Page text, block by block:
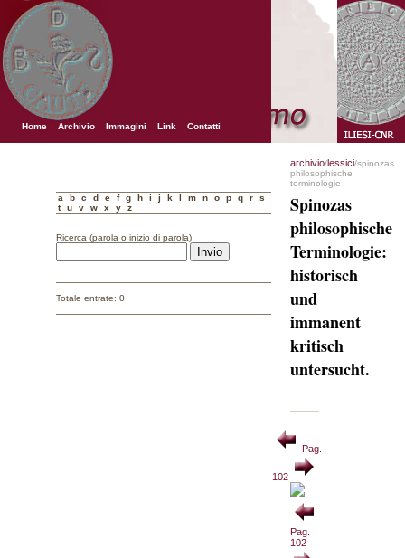
Home Archivio Immagini Link Contatti
a b c d e f g h i j k l m n o p q r
s
t
u v w x y z
Ricerca (parola o inizio di parola)
Totale entrate: 0
archivio/lessici/spinozas
philosophische
terminologie
Spinozas
philosophische
Terminologie:
historisch
und
immanent
kritisch
untersucht.
Pag.
102
Pag.
102